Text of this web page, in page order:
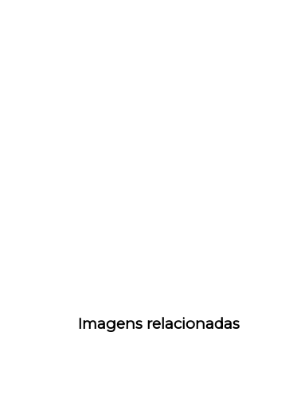
Imagens relacionadas